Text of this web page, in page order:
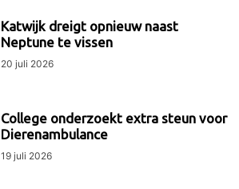
Katwijk dreigt opnieuw naast
Neptune te vissen
20 juli 2026
College onderzoekt extra steun voor
Dierenambulance
19 juli 2026